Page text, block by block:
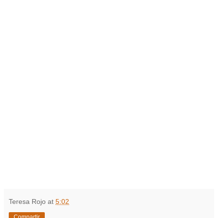
Teresa Rojo at 5:02